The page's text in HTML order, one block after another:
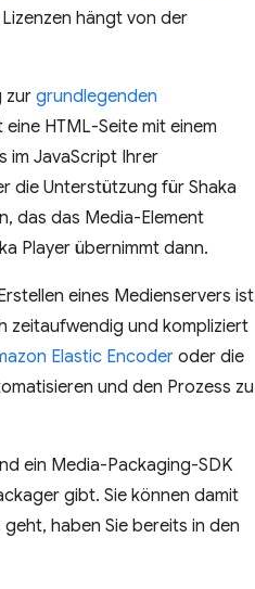
hängt von der
zur grundlegenden
HTML-Seite mit einem
im JavaScript Ihrer
die Unterstützung für Shaka
das das Media-Element
Player übernimmt dann.
eines Medienservers ist
zeitaufwendig und kompliziert
Elastic Encoder oder die
und den Prozess zu
ein Media-Packaging-SDK
gibt. Sie können damit
haben Sie bereits in den